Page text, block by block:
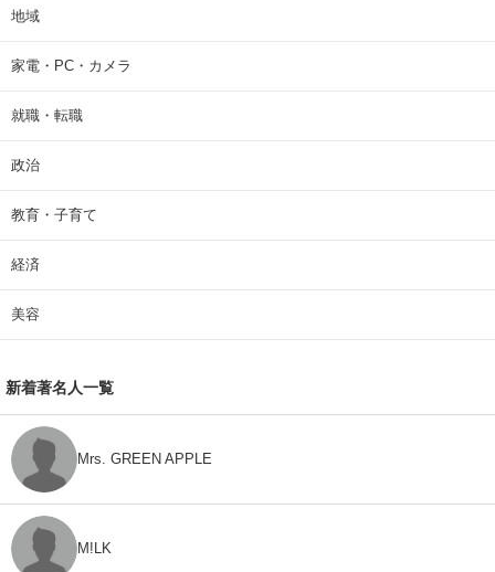
地域
家電・PC・カメラ
就職・転職
政治
教育・子育て
経済
美容
新着著名人一覧
Mrs. GREEN APPLE
M!LK